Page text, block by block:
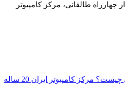
چهارراه طالقانی، مرکز کامپیوتر
مرکز کامپیوتر ایران 20 ساله